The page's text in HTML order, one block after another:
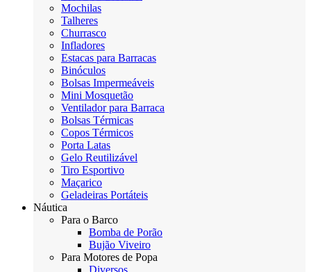
Mochilas
Talheres
Churrasco
Infladores
Estacas para Barracas
Binóculos
Bolsas Impermeáveis
Mini Mosquetão
Ventilador para Barraca
Bolsas Térmicas
Copos Térmicos
Porta Latas
Gelo Reutilizável
Tiro Esportivo
Maçarico
Geladeiras Portáteis
Náutica
Para o Barco
Bomba de Porão
Bujão Viveiro
Para Motores de Popa
Diversos